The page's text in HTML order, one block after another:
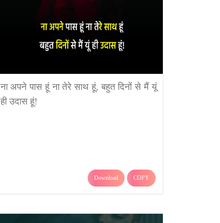
ना अपने पास हूं ना तेरे साथ हूं, बहुत दिनों से मैं यूं
ही उदास हूं!
Download COPY